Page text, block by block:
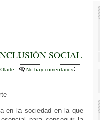
SOCIAL
No hay comentarios
en la sociedad en la que